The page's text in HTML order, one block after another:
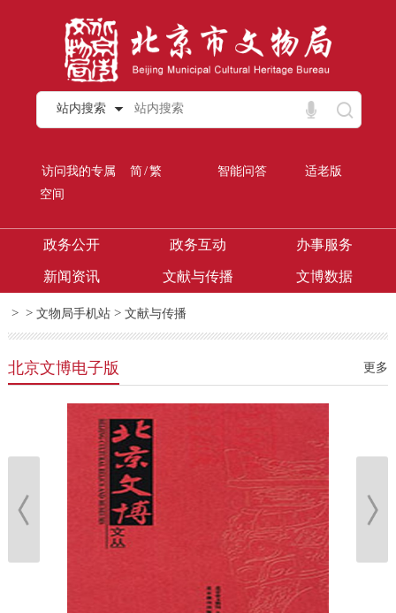
站内搜索
访问我的专属
空间
简/繁 智能问答 适老版
政务公开 政务互动 办事服务
新闻资讯 文献与传播 文博数据
> > 文物局手机站> 文献与传播
北京文博电子版 更多